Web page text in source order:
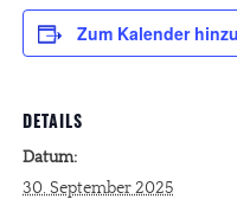
Zum Kalender
DETAILS
Datum:
30. September 2025